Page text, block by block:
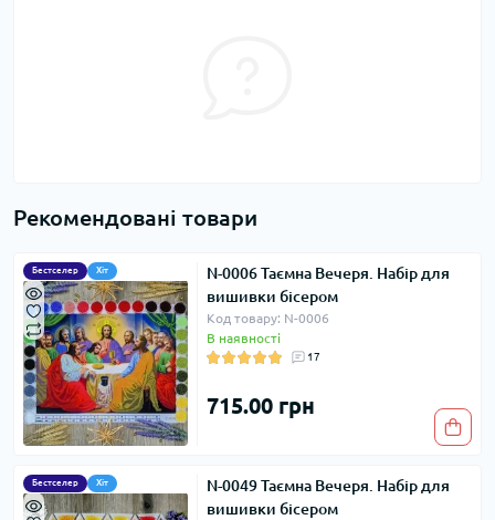
Рекомендовані товари
Бестселер Хіт
N-0006 Таємна Вечеря. Набір для
вишивки бісером
Код товару: N-0006
В наявності
17
715.00 грн
Бестселер Хіт
N-0049 Таємна Вечеря. Набір для
вишивки бісером